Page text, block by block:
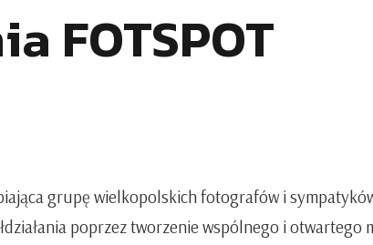
FOTSPOT
grupę wielkopolskich fotografów i
poprzez tworzenie wspólnego i otwartego